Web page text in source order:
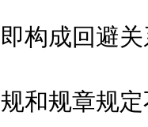
成回避关
规章规定